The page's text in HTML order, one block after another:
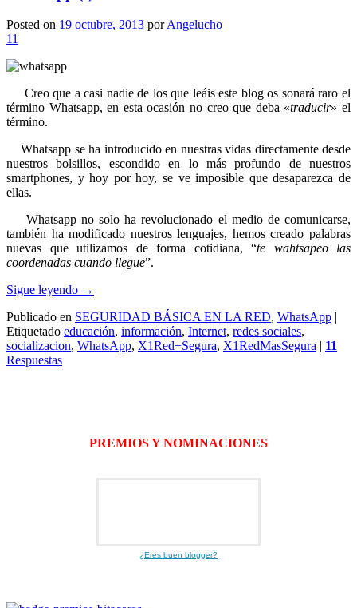
Posted on 19 octubre, 2013 porAngelucho
11
Creo que a casi nadie de los que leáis este blog os sonará raro el
término Whatsapp, en esta ocasión no creo que deba «traducir» el
término.
Whatsapp se ha introducido en nuestras vidas directamente desde
nuestros bolsillos, escondido en lo más profundo de nuestros
smartphones, y hoy por hoy, se ve imposible que desaparezca de
ellas.
Whatsapp no solo ha revolucionado el medio de comunicarse,
también ha modificado nuestros lenguajes, hemos creado palabras
nuevas que utilizamos de forma cotidiana, “te wahtsapeo las
coordenadas cuando llegue”.
Sigue leyendo →
Publicado en SEGURIDAD BÁSICA EN LA RED, WhatsApp |
Etiquetado educación, información, Internet, redes sociales,
socializacion, WhatsApp, X1Red+Segura, X1RedMasSegura | 11
Respuestas
PREMIOS Y NOMINACIONES
¿Eres buen blogger?